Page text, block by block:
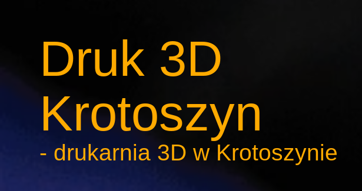
Druk 3D
Krotoszyn
- drukarnia 3D w Krotoszynie